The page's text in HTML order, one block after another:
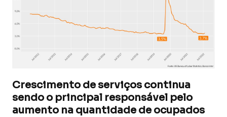
Crescimento de serviços continua
sendo o principal responsável pelo
aumento na quantidade de ocupados